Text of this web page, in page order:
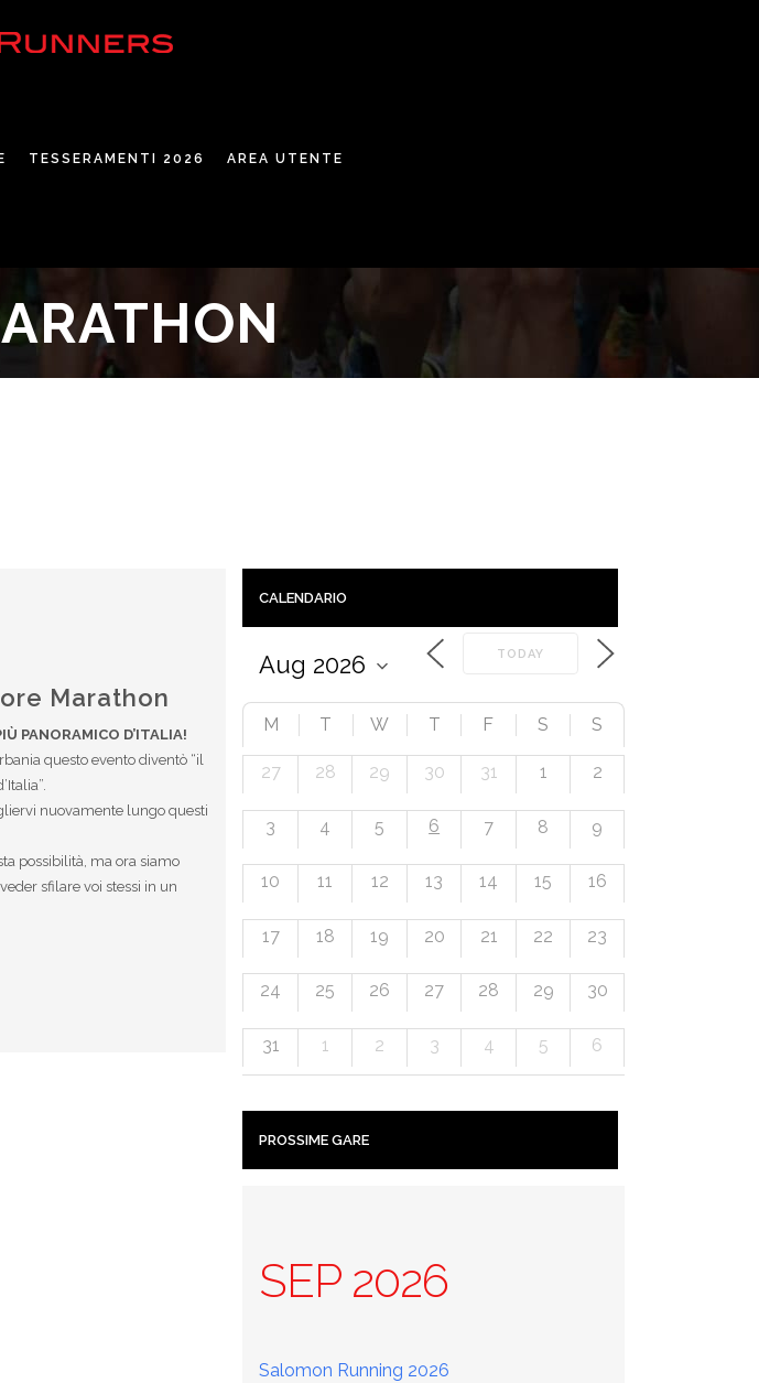
TESSERAMENTI 2026 AREA UTENTE
Marathon
PANORAMICO D’ITALIA!
questo evento diventò “il
nuovamente lungo questi
possibilità, ma ora siamo
sfilare voi stessi in un
CALENDARIO
TODAY
M T W T F S S
27 28 29 30 31 1 2
3 4 5 6 7 8 9
10 11 12 13 14 15 16
17 18 19 20 21 22 23
24 25 26 27 28 29 30
31 1 2 3 4 5 6
PROSSIME GARE
SEP 2026
Salomon Running 2026